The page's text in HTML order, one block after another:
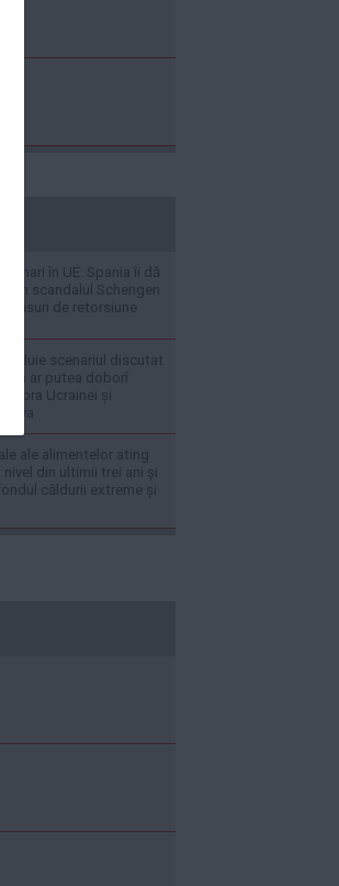
mari în UE: Spania îi dă
în scandalul Schengen
măsuri de retorsiune
scenariul discutat
ar putea doborî
Ucrainei și
ale alimentelor ating
din ultimii trei ani și
căldurii extreme și